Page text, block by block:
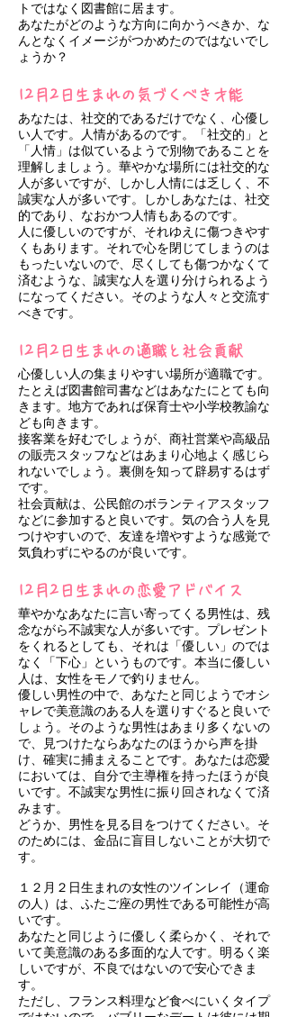
トではなく図書館に居ます。
あなたがどのような方向に向かうべきか、な
んとなくイメージがつかめたのではないでし
ょうか？
12月2日生まれの気づくべき才能
あなたは、社交的であるだけでなく、心優し
い人です。人情があるのです。「社交的」と
「人情」は似ているようで別物であることを
理解しましょう。華やかな場所には社交的な
人が多いですが、しかし人情には乏しく、不
誠実な人が多いです。しかしあなたは、社交
的であり、なおかつ人情もあるのです。
人に優しいのですが、それゆえに傷つきやす
くもあります。それで心を閉じてしまうのは
もったいないので、尽くしても傷つかなくて
済むような、誠実な人を選り分けられるよう
になってください。そのような人々と交流す
べきです。
12月2日生まれの適職と社会貢献
心優しい人の集まりやすい場所が適職です。
たとえば図書館司書などはあなたにとても向
きます。地方であれば保育士や小学校教諭な
ども向きます。
接客業を好むでしょうが、商社営業や高級品
の販売スタッフなどはあまり心地よく感じら
れないでしょう。裏側を知って辟易するはず
です。
社会貢献は、公民館のボランティアスタッフ
などに参加すると良いです。気の合う人を見
つけやすいので、友達を増やすような感覚で
気負わずにやるのが良いです。
12月2日生まれの恋愛アドバイス
華やかなあなたに言い寄ってくる男性は、残
念ながら不誠実な人が多いです。プレゼント
をくれるとしても、それは「優しい」のでは
なく「下心」というものです。本当に優しい
人は、女性をモノで釣りません。
優しい男性の中で、あなたと同じようでオシ
ャレで美意識のある人を選りすぐると良いで
しょう。そのような男性はあまり多くないの
で、見つけたならあなたのほうから声を掛
け、確実に捕まえることです。あなたは恋愛
においては、自分で主導権を持ったほうが良
いです。不誠実な男性に振り回されなくて済
みます。
どうか、男性を見る目をつけてください。そ
のためには、金品に盲目しないことが大切で
す。
１２月２日生まれの女性のツインレイ（運命
の人）は、ふたご座の男性である可能性が高
いです。
あなたと同じように優しく柔らかく、それで
いて美意識のある多面的な人です。明るく楽
しいですが、不良ではないので安心できま
す。
ただし、フランス料理など食べにいくタイプ